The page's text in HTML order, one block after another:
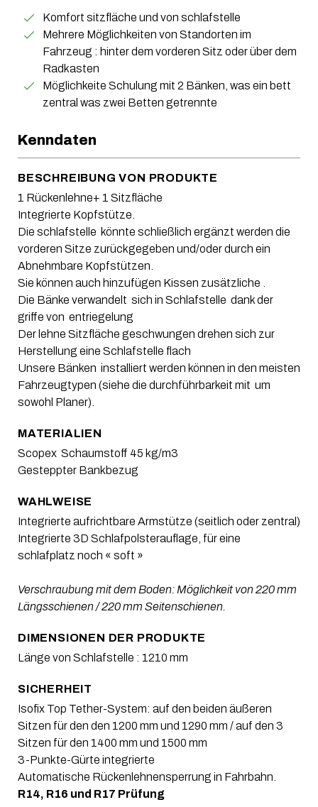
Komfort sitzfläche und von schlafstelle
Mehrere Möglichkeiten von Standorten im
Fahrzeug : hinter dem vorderen Sitz oder über dem
Radkasten
Möglichkeite Schulung mit 2 Bänken, was ein bett
zentral was zwei Betten getrennte
Kenndaten
BESCHREIBUNG VON PRODUKTE
1 Rückenlehne+ 1 Sitzfläche
Integrierte Kopfstütze.
Die schlafstelle könnte schließlich ergänzt werden die
vorderen Sitze zurückgegeben und/oder durch ein
Abnehmbare Kopfstützen.
Sie können auch hinzufügen Kissen zusätzliche .
Die Bänke verwandelt sich in Schlafstelle dank der
griffe von entriegelung
Der lehne Sitzfläche geschwungen drehen sich zur
Herstellung eine Schlafstelle flach
Unsere Bänken installiert werden können in den meisten
Fahrzeugtypen (siehe die durchführbarkeit mit um
sowohl Planer).
MATERIALIEN
Scopex Schaumstoff 45 kg/m3
Gesteppter Bankbezug
WAHLWEISE
Integrierte aufrichtbare Armstütze (seitlich oder zentral)
Integrierte 3D Schlafpolsterauflage, für eine
schlafplatz noch « soft »
Verschraubung mit dem Boden: Möglichkeit von 220 mm
Längsschienen / 220 mm Seitenschienen.
DIMENSIONEN DER PRODUKTE
Länge von Schlafstelle : 1210 mm
SICHERHEIT
Isofix Top Tether-System: auf den beiden äußeren
Sitzen für den den 1200 mm und 1290 mm / auf den 3
Sitzen für den 1400 mm und 1500 mm
3-Punkte-Gürte integrierte
Automatische Rückenlehnensperrung in Fahrbahn.
R14, R16 und R17 Prüfung